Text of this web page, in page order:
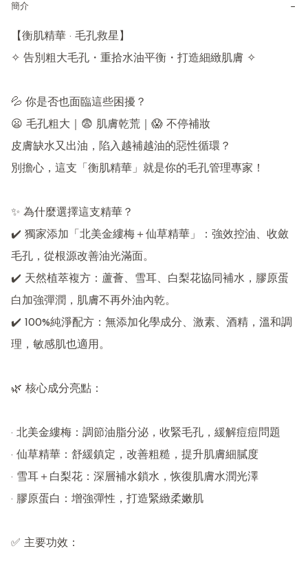
簡介 −
【衡肌精華 · 毛孔救星】
✧ 告別粗大毛孔・重拾水油平衡・打造細緻肌膚 ✧
💦 你是否也面臨這些困擾？
😦 毛孔粗大｜😨 肌膚乾荒｜😱 不停補妝
皮膚缺水又出油，陷入越補越油的惡性循環？
別擔心，這支「衡肌精華」就是你的毛孔管理專家！
✨ 為什麼選擇這支精華？
✔️ 獨家添加「北美金縷梅＋仙草精華」：強效控油、收斂
毛孔，從根源改善油光滿面。
✔️ 天然植萃複方：蘆薈、雪耳、白梨花協同補水，膠原蛋
白加強彈潤，肌膚不再外油內乾。
✔️ 100%純淨配方：無添加化學成分、激素、酒精，溫和調
理，敏感肌也適用。
🌿 核心成分亮點：
· 北美金縷梅：調節油脂分泌，收緊毛孔，緩解痘痘問題
· 仙草精華：舒緩鎮定，改善粗糙，提升肌膚細膩度
· 雪耳＋白梨花：深層補水鎖水，恢復肌膚水潤光澤
· 膠原蛋白：增強彈性，打造緊緻柔嫩肌
✅ 主要功效：